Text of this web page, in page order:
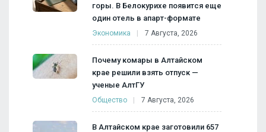
горы. В Белокурихе появится еще
один отель в апарт-формате
Экономика 7 Августа, 2026
Почему комары в Алтайском
крае решили взять отпуск —
ученые АлтГУ
Общество 7 Августа, 2026
В Алтайском крае заготовили 657